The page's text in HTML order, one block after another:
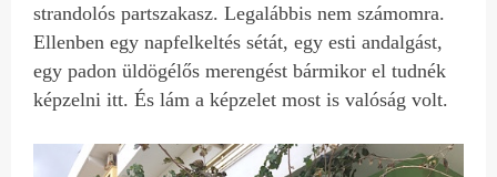
strandolós partszakasz. Legalábbis nem számomra.
Ellenben egy napfelkeltés sétát, egy esti andalgást,
egy padon üldögélős merengést bármikor el tudnék
képzelni itt. És lám a képzelet most is valóság volt.